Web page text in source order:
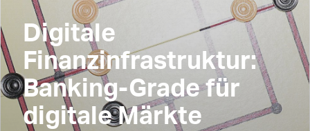
Digitale
Finanzinfrastruktur:
Banking-Grade für
digitale Märkte